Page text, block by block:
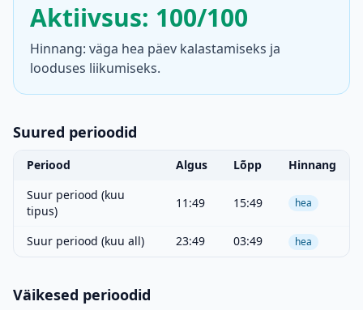
Aktiivsus: 100/100
Hinnang: väga hea päev kalastamiseks ja
looduses liikumiseks.
Suured perioodid
Periood Algus Lõpp
Hinnang
Suur periood (kuu
tipus)
11:49 15:49 hea
Suur periood (kuu all) 23:49 03:49 hea
Väikesed perioodid